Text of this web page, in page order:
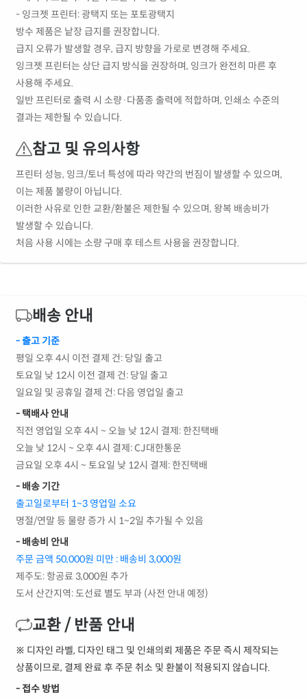
- 잉크젯 프린터: 광택지 또는 포토광택지
방수 제품은 낱장 급지를 권장합니다.
급지 오류가 발생할 경우, 급지 방향을 가로로 변경해 주세요.
잉크젯 프린터는 상단 급지 방식을 권장하며, 잉크가 완전히 마른 후
사용해 주세요.
일반 프린터로 출력 시 소량·다품종 출력에 적합하며, 인쇄소 수준의
결과는 제한될 수 있습니다.
참고 및 유의사항
프린터 성능, 잉크/토너 특성에 따라 약간의 번짐이 발생할 수 있으며,
이는 제품 불량이 아닙니다.
이러한 사유로 인한 교환/환불은 제한될 수 있으며, 왕복 배송비가
발생할 수 있습니다.
처음 사용 시에는 소량 구매 후 테스트 사용을 권장합니다.
배송 안내
- 출고 기준
평일 오후 4시 이전 결제 건: 당일 출고
토요일 낮 12시 이전 결제 건: 당일 출고
일요일 및 공휴일 결제 건: 다음 영업일 출고
- 택배사 안내
직전 영업일 오후 4시 ~ 오늘 낮 12시 결제: 한진택배
오늘 낮 12시 ~ 오후 4시 결제: CJ대한통운
금요일 오후 4시 ~ 토요일 낮 12시 결제: 한진택배
- 배송 기간
출고일로부터 1~3 영업일 소요
명절/연말 등 물량 증가 시 1~2일 추가될 수 있음
- 배송비 안내
주문 금액 50,000원 미만 : 배송비 3,000원
제주도: 항공료 3,000원 추가
도서 산간지역: 도선료 별도 부과 (사전 안내 예정)
교환 / 반품 안내
※ 디자인 라벨, 디자인 태그 및 인쇄의뢰 제품은 주문 즉시 제작되는
상품이므로, 결제 완료 후 주문 취소 및 환불이 적용되지 않습니다.
- 접수 방법